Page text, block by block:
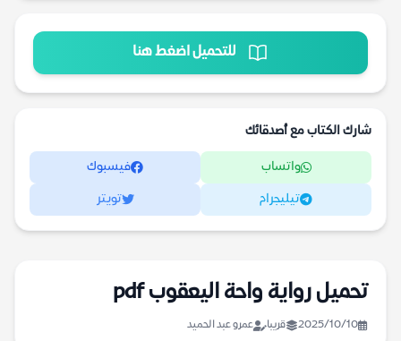
للتحميل اضغط هنا
شارك الكتاب مع أصدقائك
واتساب فيسبوك
تيليجرام تويتر
تحميل رواية واحة اليعقوب pdf
2025/10/10 قريبا عمرو عبد الحميد